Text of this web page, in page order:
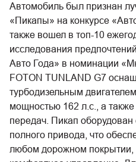
Автомобиль был признан
«Пикапы» на конкурсе
также вошел в топ-10
исследования
Авто Года» в номинации
FOTON TUNLAND G7
турбодизельным
мощностью 162 л.с., а также
передач. Пикап оборудован
полного привода, что
любом дорожном покрытии,